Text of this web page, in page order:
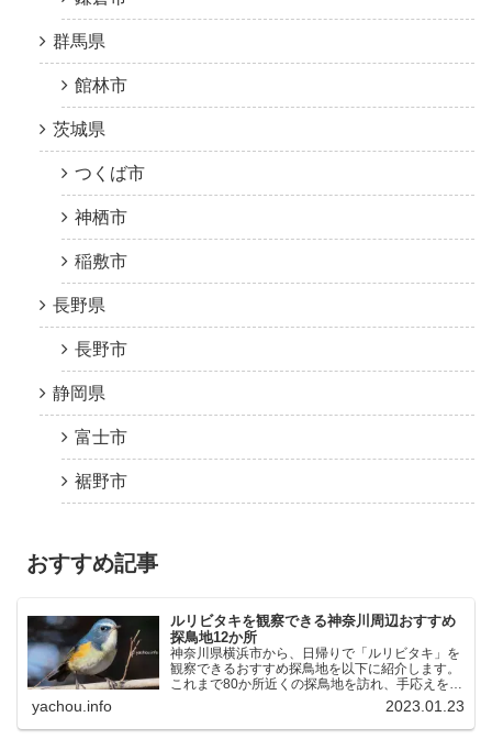
群馬県
館林市
茨城県
つくば市
神栖市
稲敷市
長野県
長野市
静岡県
富士市
裾野市
おすすめ記事
ルリビタキを観察できる神奈川周辺おすすめ
探鳥地12か所
神奈川県横浜市から、日帰りで「ルリビタキ」を
観察できるおすすめ探鳥地を以下に紹介します。
これまで80か所近くの探鳥地を訪れ、手応えを感
じた場所です。以下、★ が多いほど観察しやす
く、出現頻度が高いと感じた場所です。 北本自然
観察公園：埼玉県...
yachou.info 2023.01.23